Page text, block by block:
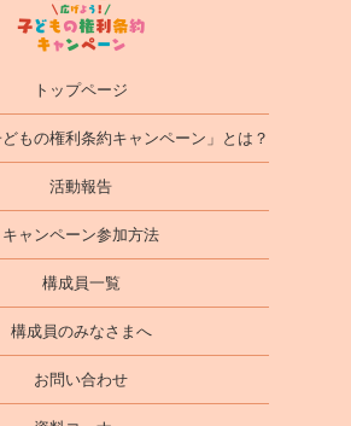
トップページ
どもの権利条約キャンペーン」とは？
活動報告
キャンペーン参加方法
構成員一覧
構成員のみなさまへ
お問い合わせ